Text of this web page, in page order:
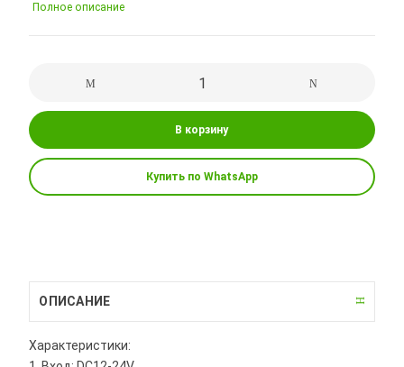
Полное описание
В корзину
Купить по WhatsApp
ОПИСАНИЕ
Характеристики: